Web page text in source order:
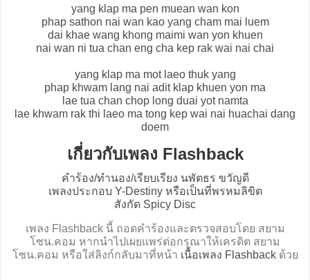
yang klap ma pen muean wan kon
phap sathon nai wan kao yang cham mai luem
dai khae wang khong maimi wan yon khuen
nai wan ni tua chan eng cha kep rak wai nai chai
yang klap ma mot laeo thuk yang
phap khwam lang nai adit klap khuen yon ma
lae tua chan chop long duai yot namta
lae khwam rak thi laeo ma tong kep wai nai huachai dang
doem
เกี่ยวกับเพลง Flashback
คำร้อง/ทำนอง/เรียบเรียง นพัตธร ขวัญดี
เพลงประกอบ Y-Destiny หรือเป็นที่พรหมลิขิต
สังกัด Spicy Disc
เพลง Flashback นี้ ถอดคำร้องและตรวจสอบโดย สยาม
โซน.คอม หากนำไปเผยแพร่ต่อกรุณาให้เครดิต สยาม
โซน.คอม หรือใส่ลิงก์กลับมาที่หน้า เนื้อเพลง Flashbackด้วย